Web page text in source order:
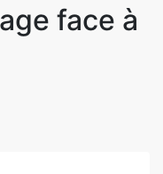
face à